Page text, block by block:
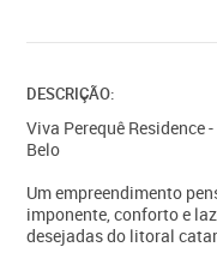
DESCRIÇÃO:
Viva Perequê
Belo
Um empreendimento
imponente, conforto e
desejadas do litoral